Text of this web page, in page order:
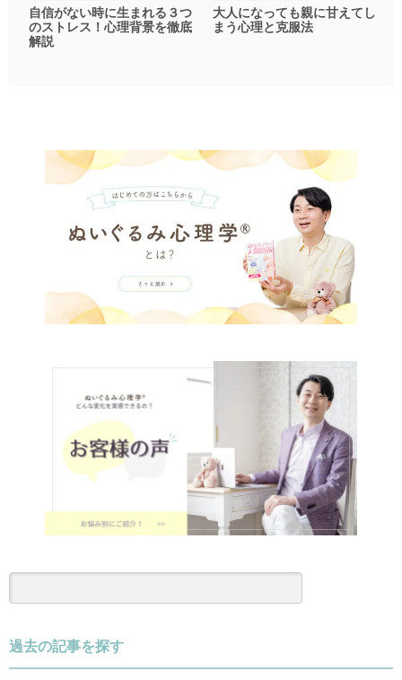
自信がない時に生まれる３つ
のストレス！心理背景を徹底
解説
大人になっても親に甘えてし
まう心理と克服法
過去の記事を探す